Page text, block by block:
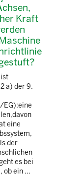
Kraft
a) der 9.
eine
der
es bei
ob ein ...